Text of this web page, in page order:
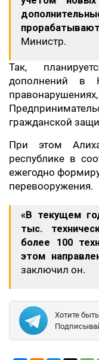
Министр.
Так,
дополнений в
гражданской
При этом
республике в
ежегодно
перевооружения.
«В текущем
тыс.
более 100
этом
заключил он.
Хотите